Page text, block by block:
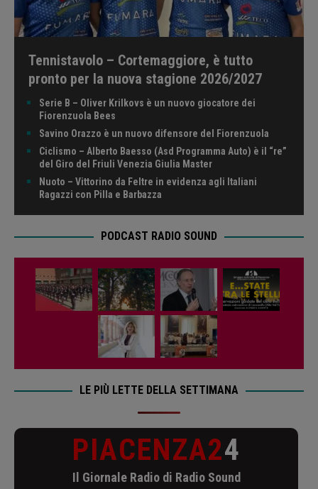
Tennistavolo – Cortemaggiore, è tutto
pronto per la nuova stagione 2026/2027
Serie B – Oliver Krilkovs è un nuovo giocatore dei
Fiorenzuola Bees
Savino Orazzo è un nuovo difensore del Fiorenzuola
Ciclismo – Alberto Baesso (Asd Programma Auto) è il “re”
del Giro del Friuli Venezia Giulia Master
Nuoto – Vittorino da Feltre in evidenza agli Italiani
Ragazzi con Pilla e Barbazza
PODCAST RADIO SOUND
LE PIÙ LETTE DELLA SETTIMANA
PIACENZA24
Il Giornale Radio di Radio Sound